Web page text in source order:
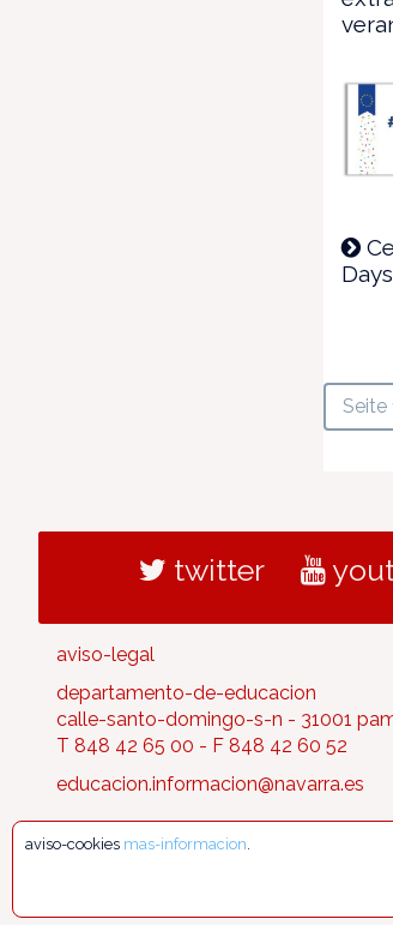
Seite
twitter
aviso-legal
departamento-de-educacion
calle-santo-domingo-s-n - 31001
T 848 42 65 00 - F 848 42 60 52
educacion.informacion@navarra.es
aviso-cookies mas-informacion.